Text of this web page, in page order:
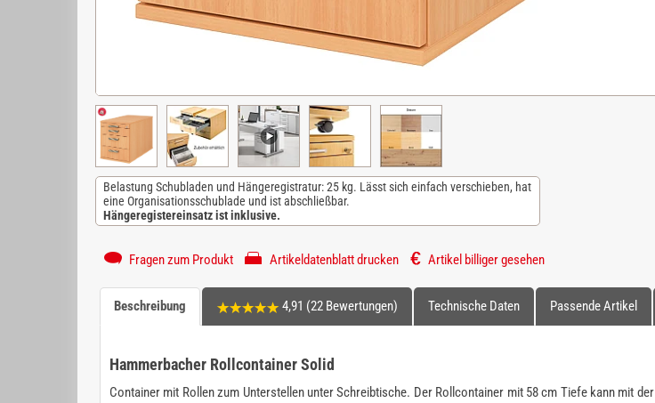
Belastung Schubladen und Hängeregistratur: 25 kg. Lässt sich einfach verschieben, hat
eine Organisationsschublade und ist abschließbar.
Hängeregistereinsatz ist inklusive.
Fragen zum Produkt Artikeldatenblatt drucken Artikel billiger gesehen
Beschreibung 4,91 (22 Bewertungen) Technische Daten Passende Artikel
Hammerbacher Rollcontainer Solid
Container mit Rollen zum Unterstellen unter Schreibtische. Der Rollcontainer mit 58 cm Tiefe kann mit der